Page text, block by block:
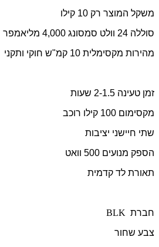
משקל המוצר רק 10 קילו
סוללה 24 וולט סמסונג 4,000 מליאמפר
מהירות מקסימלית 10 קמ"ש חוקי ותקני
זמן טעינה 2-1.5 שעות
מקסימום 100 קילו רוכב
שתי חיישני יציבות
הספק מנועים 500 וואט
תאורת לד קדמית
חברת BLK
צבע שחור